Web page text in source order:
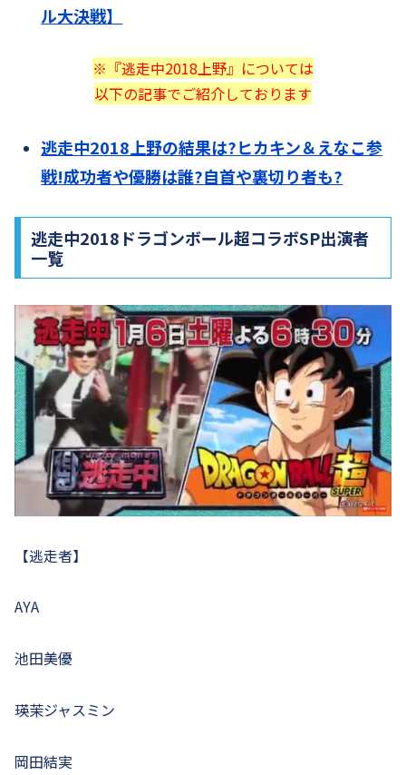
ル大決戦】
※『逃走中2018上野』については
以下の記事でご紹介しております
逃走中2018上野の結果は?ヒカキン＆えなこ参
戦!成功者や優勝は誰?自首や裏切り者も?
逃走中2018ドラゴンボール超コラボSP出演者
一覧
【逃走者】
AYA
池田美優
瑛茉ジャスミン
岡田結実